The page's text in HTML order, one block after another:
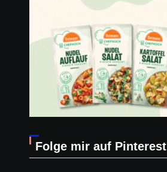
Folge mir auf Pinterest